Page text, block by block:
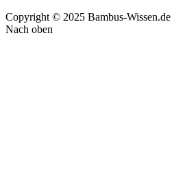
Copyright © 2025 Bambus-Wissen.de
Nach oben